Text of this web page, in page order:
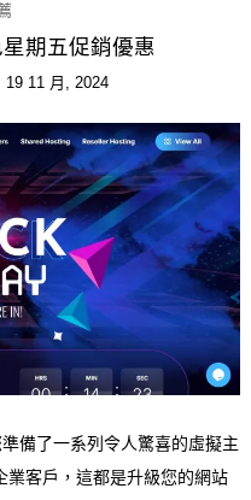
期五促銷優惠
19 11 月, 2024
備了一系列令人驚喜的虛擬主
業客戶，這都是升級您的網站